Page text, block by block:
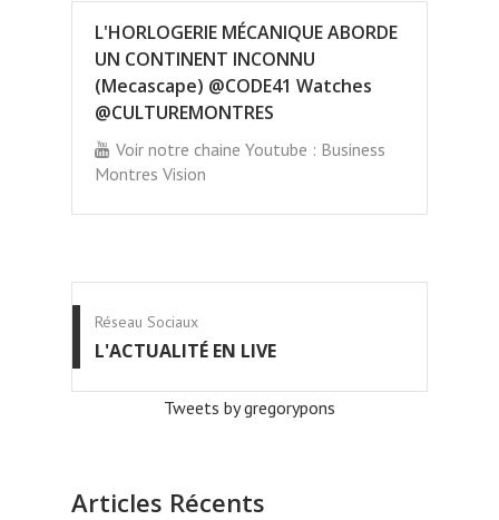
L'HORLOGERIE MÉCANIQUE ABORDE
UN CONTINENT INCONNU
(Mecascape) @CODE41 Watches
@CULTUREMONTRES
Voir notre chaine Youtube : Business
Montres Vision
Réseau Sociaux
L'ACTUALITÉ EN LIVE
Tweets by gregorypons
Articles Récents